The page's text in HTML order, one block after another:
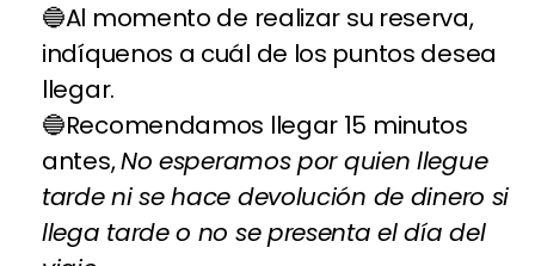
Al momento de realizar su reserva,
indíquenos a cuál de los puntos desea
llegar.
Recomendamos llegar 15 minutos
antes,No esperamos por quien llegue
tarde ni se hace devolución de dinero si
llega tarde o no se presenta el día del